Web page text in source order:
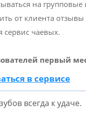
на
от клиента отзывы
сервис чаевых.
первый
в сервисе
всегда к удаче.